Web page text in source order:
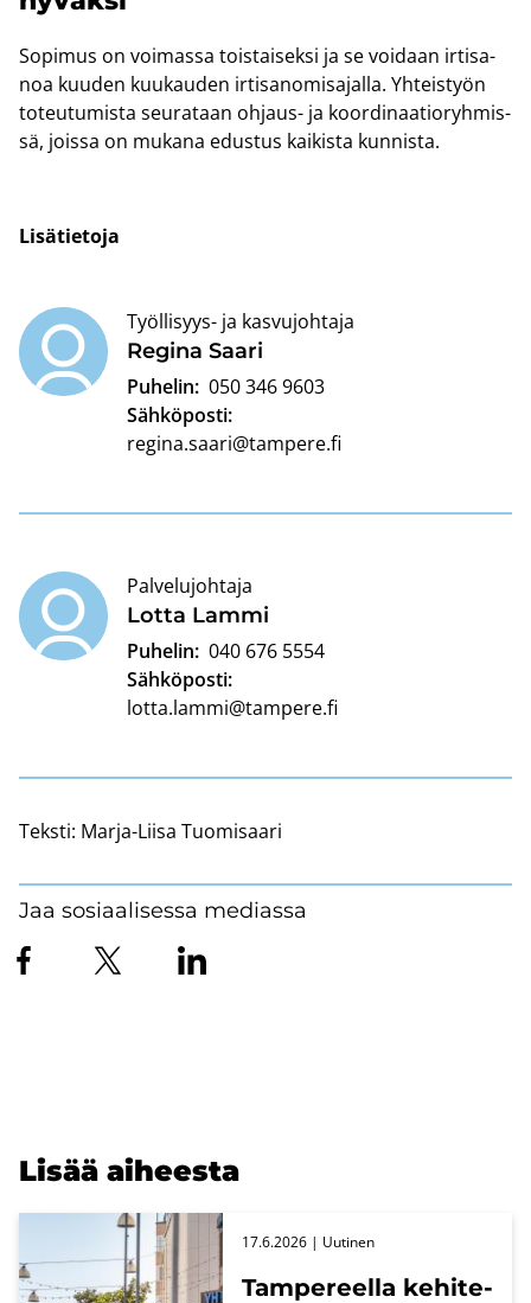
So­pi­mus on voi­mas­sa tois­tai­sek­si ja se voi­daan ir­ti­sa­
noa kuu­den kuu­kau­den ir­ti­sa­no­mi­sa­jal­la. Yh­teis­työn
to­teu­tu­mis­ta seu­ra­taan ohjaus-​ ja koor­di­naa­tio­ryh­mis­
sä, jois­sa on mu­ka­na edus­tus kai­kis­ta kun­nis­ta.
Li­sä­tie­to­ja
Re­gi­na Saari
Työllisyys- ja kasvujohtaja
Puhelin: 050 346 9603
Sähköposti:
regina.saari@tampere.fi
Lotta Lammi
Palvelujohtaja
Puhelin: 040 676 5554
Sähköposti:
lotta.lammi@tampere.fi
Teksti: Marja-Liisa Tuomisaari
Jaa sosiaalisessa mediassa
Lisää ai­hees­ta
Tam­pe­reel­la ke­hi­te­
17.6.2026 | Uu­ti­nen